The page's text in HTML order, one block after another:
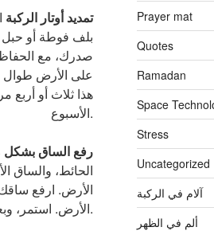
تمديد أوتار الركبة
بلف فوطة أو
صدرك، مع
هذا ثلاث أو
الأسبوع.
رفع الساق بشكل
الحائط، والساق
الأرض. استمر، وبعد ذلك ببطء بشكل أقل.. كرر هذا مع الساق الأيمن.
Prayer mat
Quotes
Ramadan
Space
Stress
Uncategorized
آلام في الركبة
ألم في الظهر